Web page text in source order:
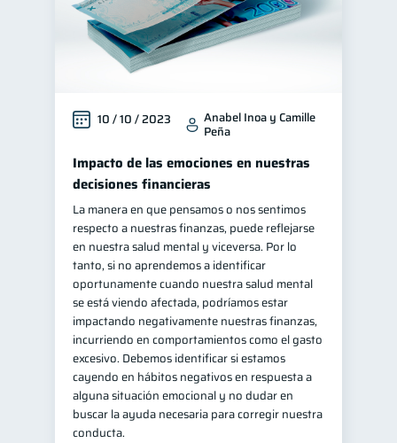
10 / 10 / 2023 Anabel Inoa y Camille
Peña
Impacto de las emociones en nuestras
decisiones financieras
La manera en que pensamos o nos sentimos
respecto a nuestras finanzas, puede reflejarse
en nuestra salud mental y viceversa. Por lo
tanto, si no aprendemos a identificar
oportunamente cuando nuestra salud mental
se está viendo afectada, podríamos estar
impactando negativamente nuestras finanzas,
incurriendo en comportamientos como el gasto
excesivo. Debemos identificar si estamos
cayendo en hábitos negativos en respuesta a
alguna situación emocional y no dudar en
buscar la ayuda necesaria para corregir nuestra
conducta.